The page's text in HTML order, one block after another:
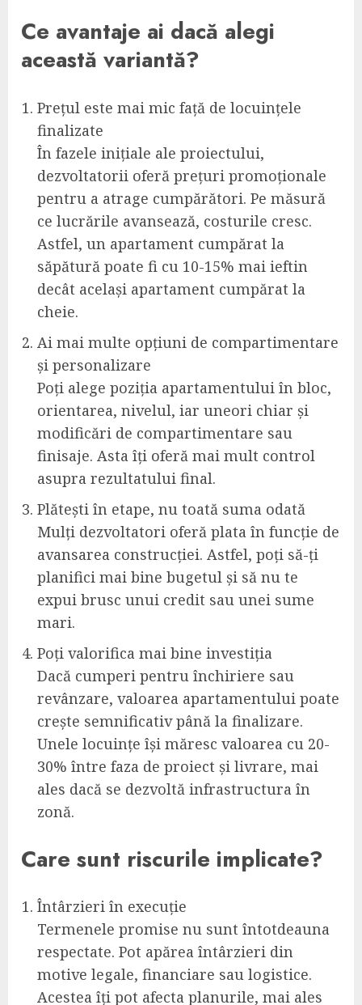
Ce avantaje ai dacă alegi
această variantă?
Prețul este mai mic față de locuințele
finalizate
În fazele inițiale ale proiectului,
dezvoltatorii oferă prețuri promoționale
pentru a atrage cumpărători. Pe măsură
ce lucrările avansează, costurile cresc.
Astfel, un apartament cumpărat la
săpătură poate fi cu 10-15% mai ieftin
decât același apartament cumpărat la
cheie.
Ai mai multe opțiuni de compartimentare
și personalizare
Poți alege poziția apartamentului în bloc,
orientarea, nivelul, iar uneori chiar și
modificări de compartimentare sau
finisaje. Asta îți oferă mai mult control
asupra rezultatului final.
Plătești în etape, nu toată suma odată
Mulți dezvoltatori oferă plata în funcție de
avansarea construcției. Astfel, poți să-ți
planifici mai bine bugetul și să nu te
expui brusc unui credit sau unei sume
mari.
Poți valorifica mai bine investiția
Dacă cumperi pentru închiriere sau
revânzare, valoarea apartamentului poate
crește semnificativ până la finalizare.
Unele locuințe își măresc valoarea cu 20-
30% între faza de proiect și livrare, mai
ales dacă se dezvoltă infrastructura în
zonă.
Care sunt riscurile implicate?
Întârzieri în execuție
Termenele promise nu sunt întotdeauna
respectate. Pot apărea întârzieri din
motive legale, financiare sau logistice.
Acestea îți pot afecta planurile, mai ales